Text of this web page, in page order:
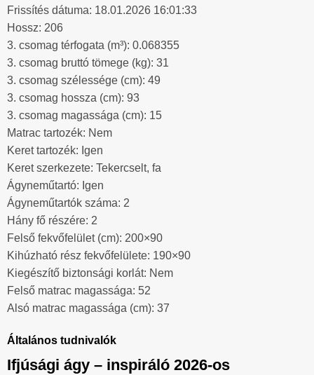
Frissítés dátuma: 18.01.2026 16:01:33
Hossz: 206
3. csomag térfogata (m³): 0.068355
3. csomag bruttó tömege (kg): 31
3. csomag szélessége (cm): 49
3. csomag hossza (cm): 93
3. csomag magassága (cm): 15
Matrac tartozék: Nem
Keret tartozék: Igen
Keret szerkezete: Tekercselt, fa
Ágyneműtartó: Igen
Ágyneműtartók száma: 2
Hány fő részére: 2
Felső fekvőfelület (cm): 200×90
Kihúzható rész fekvőfelülete: 190×90
Kiegészítő biztonsági korlát: Nem
Felső matrac magassága: 52
Alsó matrac magassága (cm): 37
Általános tudnivalók
Ifjúsági ágy – inspiráló 2026-os